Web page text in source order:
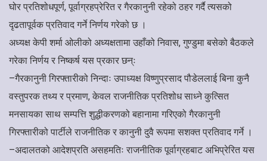
घोर प्रतिशोधपूर्ण, पूर्वाग्रहप्रेरित र गैरकानुनी रहेको ठहर गर्दै त्यसको
दृढतापूर्वक प्रतिवाद गर्ने निर्णय गरेको छ ।
अध्यक्ष केपी शर्मा ओलीको अध्यक्षतामा उहाँको निवास, गुण्डुमा बसेको बैठकले
गरेका निर्णय र निष्कर्ष यस प्रकार छन्ः
–गैरकानुनी गिरफ्तारीको निन्दाः उपाध्यक्ष विष्णुप्रसाद पौडेललाई बिना कुनै
वस्तुपरक तथ्य र प्रमाण, केवल राजनीतिक प्रतिशोध साध्ने कुत्सित
मनसायका साथ सम्पत्ति शुद्धीकरणको बहानामा गरिएको गैरकानुनी
गिरफ्तारीको पार्टीले राजनीतिक र कानुनी दुवै रूपमा सशक्त प्रतिवाद गर्ने ।
–अदालतको आदेशप्रति असहमतिः राजनीतिक पूर्वाग्रहबाट अभिप्रेरित यस